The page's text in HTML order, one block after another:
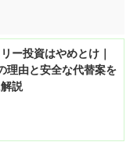
ー投資はやめとけ｜
理由と安全な代替案を
説